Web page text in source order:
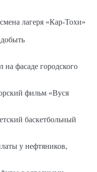
лагеря «Кар-Тохи»
фасаде городского
фильм «Вуся
баскетбольный
у нефтяников,